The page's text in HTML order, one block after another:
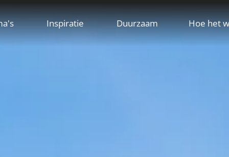
Inspiratie Duurzaam Hoe het